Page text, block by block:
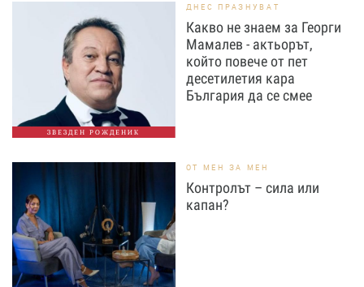
ЗВЕЗДЕН РОЖДЕНИК
ДНЕС ПРАЗНУВАТ
Какво не знаем за Георги
Мамалев - актьорът,
който повече от пет
десетилетия кара
България да се смее
ОТ МЕН ЗА МЕН
Контролът – сила или
капан?